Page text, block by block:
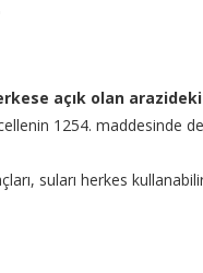
açık olan
1254. maddesinde
suları herkes